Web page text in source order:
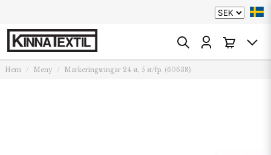
Hem Meny Markeringsringar 24 st, 5 st/fp. (60638)